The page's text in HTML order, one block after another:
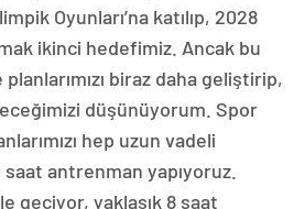
Oyunları’na katılıp, 2028
ikinci hedefimiz. Ancak bu
biraz daha geliştirip,
düşünüyorum. Spor
hep uzun vadeli
antrenman yapıyoruz.
geçiyor, yaklaşık 8 saat